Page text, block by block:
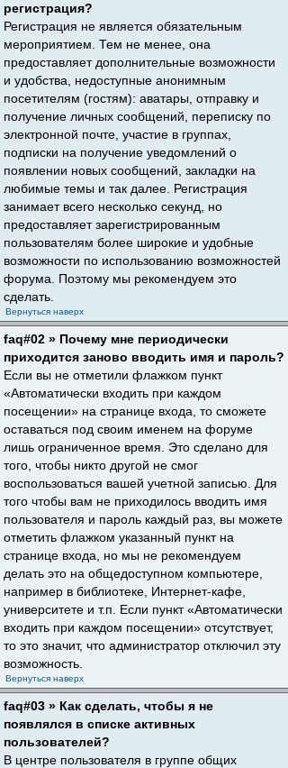
регистрация?
Регистрация не является обязательным
мероприятием. Тем не менее, она
предоставляет дополнительные возможности
и удобства, недоступные анонимным
посетителям (гостям): аватары, отправку и
получение личных сообщений, переписку по
электронной почте, участие в группах,
подписки на получение уведомлений о
появлении новых сообщений, закладки на
любимые темы и так далее. Регистрация
занимает всего несколько секунд, но
предоставляет зарегистрированным
пользователям более широкие и удобные
возможности по использованию возможностей
форума. Поэтому мы рекомендуем это
сделать.
Вернуться наверх
faq#02 » Почему мне периодически
приходится заново вводить имя и пароль?
Если вы не отметили флажком пункт
«Автоматически входить при каждом
посещении» на странице входа, то сможете
оставаться под своим именем на форуме
лишь ограниченное время. Это сделано для
того, чтобы никто другой не смог
воспользоваться вашей учетной записью. Для
того чтобы вам не приходилось вводить имя
пользователя и пароль каждый раз, вы можете
отметить флажком указанный пункт на
странице входа, но мы не рекомендуем
делать это на общедоступном компьютере,
например в библиотеке, Интернет-кафе,
университете и т.п. Если пункт «Автоматически
входить при каждом посещении» отсутствует,
то это значит, что администратор отключил эту
возможность.
Вернуться наверх
faq#03 » Как сделать, чтобы я не
появлялся в списке активных
пользователей?
В центре пользователя в группе общих